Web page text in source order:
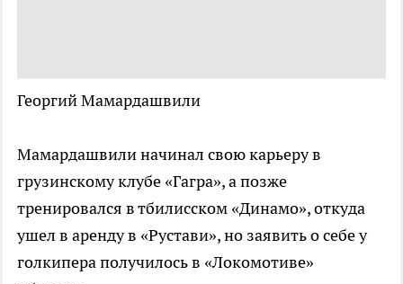
Георгий Мамардашвили
Мамардашвили начинал свою карьеру в
грузинскому клубе «Гагра», а позже
тренировался в тбилисском «Динамо», откуда
ушел в аренду в «Рустави», но заявить о себе у
голкипера получилось в «Локомотиве»